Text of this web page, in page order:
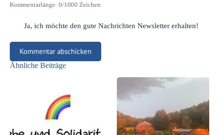
Kommentarlänge: 0/1000 Zeichen
Ja, ich möchte den gute Nachrichten Newsletter erhalten!
Kommentar abschicken
Ähnliche Beiträge